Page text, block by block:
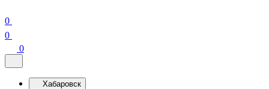
0
0
0
Хабаровск